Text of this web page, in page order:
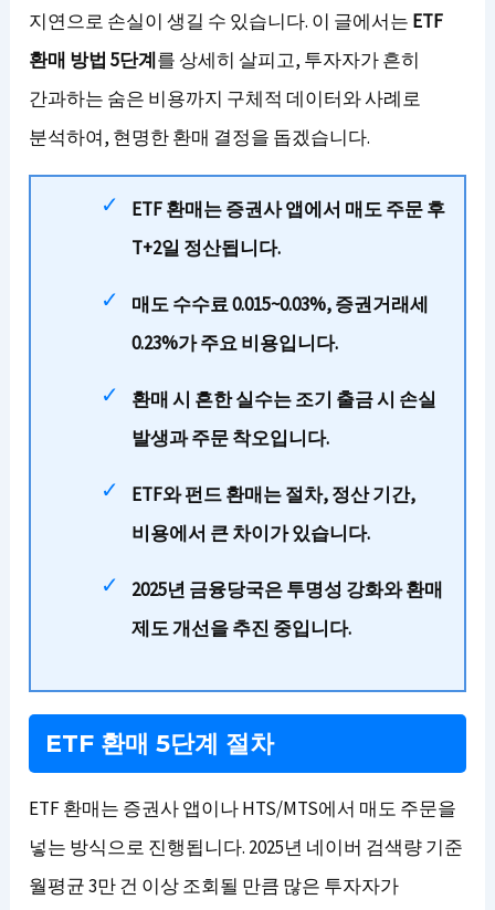
지연으로 손실이 생길 수 있습니다. 이 글에서는 ETF
환매 방법 5단계를 상세히 살피고, 투자자가 흔히
간과하는 숨은 비용까지 구체적 데이터와 사례로
분석하여, 현명한 환매 결정을 돕겠습니다.
ETF 환매는 증권사 앱에서 매도 주문 후
T+2일 정산됩니다.
매도 수수료 0.015~0.03%, 증권거래세
0.23%가 주요 비용입니다.
환매 시 흔한 실수는 조기 출금 시 손실
발생과 주문 착오입니다.
ETF와 펀드 환매는 절차, 정산 기간,
비용에서 큰 차이가 있습니다.
2025년 금융당국은 투명성 강화와 환매
제도 개선을 추진 중입니다.
ETF 환매 5단계 절차
ETF 환매는 증권사 앱이나 HTS/MTS에서 매도 주문을
넣는 방식으로 진행됩니다. 2025년 네이버 검색량 기준
월평균 3만 건 이상 조회될 만큼 많은 투자자가